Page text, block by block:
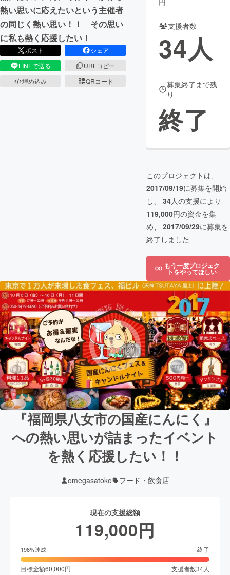
熱い思いに応えたいという主催者
の同じく熱い思い！！ その思い
に私も熱く応援したい！
ポスト
シェア
LINEで送る
URLコピー
埋め込み
QRコード
支援者数
34人
募集終了まで残
り
終了
このプロジェクトは、
2017/09/19に募集を開始
し、 34人の支援により
119,000円の資金を集
め、 2017/09/29に募集を
終了しました
もう一度プロジェク
トをやってほしい
『福岡県八女市の国産にんにく』
への熱い思いが詰まったイベント
を熱く応援したい！！
omegasatoko フード・飲食店
現在の支援総額
119,000円
198%達成 終了
目標金額60,000円 支援者数34人